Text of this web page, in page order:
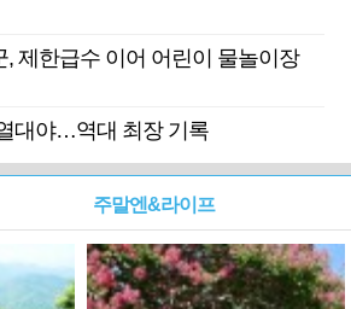
, 제한급수 이어 어린이 물놀이장
대야…역대 최장 기록
주말엔&라이프